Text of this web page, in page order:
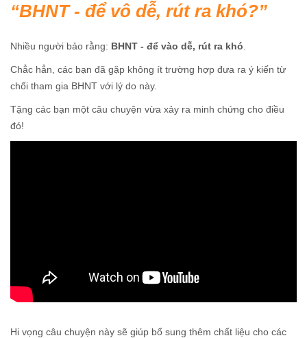
BHNT - để vô dễ, rút ra khó?
Nhiều người bảo rằng: BHNT - để vào dễ, rút ra khó
Chẳc hẳn, các bạn đã gặp không ít trường hợp đưa ra ý kiến từ
chối tham gia BHNT với lý do này.
Tặng các bạn một câu chuyện vừa xảy ra minh chứng cho điều
đó!
Hi vọng câu chuyện này sẽ giúp bổ sung thêm chất liệu cho các